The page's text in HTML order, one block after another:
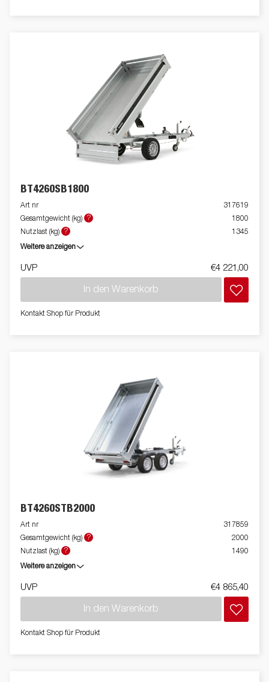
BT4260SB1800
Art nr
317619
Gesamtgewicht (kg)
?
1800
Nutzlast (kg)
? 1345
Weitere anzeigen
UVP €4 221,00
In den Warenkorb
Kontakt Shop für Produkt
BT4260STB2000
Art nr
317859
Gesamtgewicht (kg)
?
2000
Nutzlast (kg)
? 1490
Weitere anzeigen
UVP €4 865,40
In den Warenkorb
Kontakt Shop für Produkt